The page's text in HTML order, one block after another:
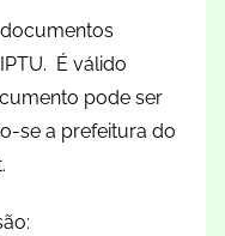
É válido
pode ser
se a prefeitura do